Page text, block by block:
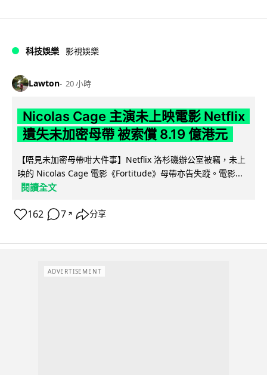
科技娛樂 影視娛樂
Lawton 20 小時
Nicolas Cage 主演未上映電影 Netflix
遺失未加密母帶 被索償 8.19 億港元
【唔見未加密母帶咁大件事】Netflix 洛杉磯辦公室被竊，未上
映的 Nicolas Cage 電影《Fortitude》母帶亦告失蹤。電影...
閱讀全文
162 7 ↗ 分享
ADVERTISEMENT